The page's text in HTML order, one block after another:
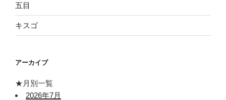
五目
キスゴ
アーカイブ
★月別一覧
2026年7月